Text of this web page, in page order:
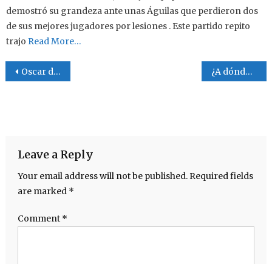
demostró su grandeza ante unas Águilas que perdieron dos
de sus mejores jugadores por lesiones . Este partido repito
trajo Read More…
Post navigation
Oscar de la Hoya ¿A dónde van a dar?
Leave a Reply
Your email address will not be published. Required fields
are marked *
Comment *